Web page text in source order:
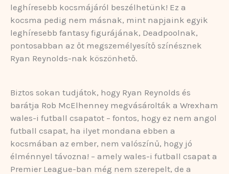
leghíresebb kocsmájáról beszélhetünk! Ez a
kocsma pedig nem másnak, mint napjaink egyik
leghíresebb fantasy figurájának, Deadpoolnak,
pontosabban az őt megszemélyesítő színésznek
Ryan Reynolds-nak köszönhető.
Biztos sokan tudjátok, hogy Ryan Reynolds és
barátja Rob McElhenney megvásárolták a Wrexham
wales-i futball csapatot – fontos, hogy ez nem angol
futball csapat, ha ilyet mondana ebben a
kocsmában az ember, nem valószínű, hogy jó
élménnyel távozna! – amely wales-i futball csapat a
Premier League-ban még nem szerepelt, de a